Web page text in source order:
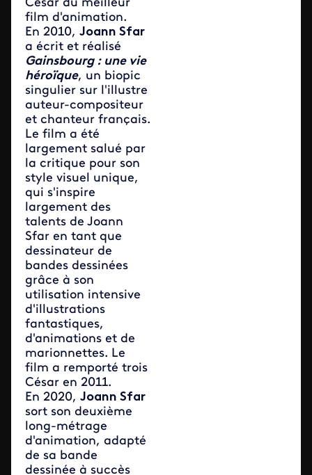
César du meilleur
film d'animation.
En 2010, Joann Sfar
a écrit et réalisé
Gainsbourg : une vie
héroïque, un biopic
singulier sur l'illustre
auteur-compositeur
et chanteur français.
Le film a été
largement salué par
la critique pour son
style visuel unique,
qui s'inspire
largement des
talents de Joann
Sfar en tant que
dessinateur de
bandes dessinées
grâce à son
utilisation intensive
d'illustrations
fantastiques,
d'animations et de
marionnettes. Le
film a remporté trois
César en 2011.
En 2020, Joann Sfar
sort son deuxième
long-métrage
d'animation, adapté
de sa bande
dessinée à succès